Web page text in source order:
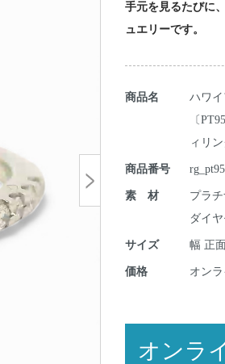
手元を見るたびに
ュエリーです。
商品名
ハワ
〔
ィリ
商品番号
素 材
プラ
ダイ
サイズ 幅 正
価格 オン
オンラ